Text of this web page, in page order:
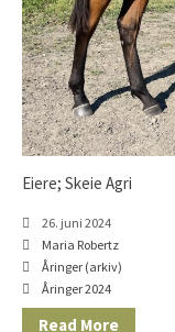
Eiere; Skeie Agri
26. juni 2024
Maria Robertz
Åringer (arkiv)
Åringer 2024
Read More